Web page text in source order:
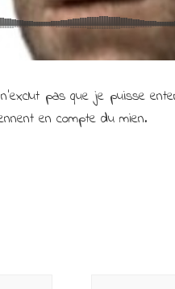
pas que je puisse
en compte du mien.